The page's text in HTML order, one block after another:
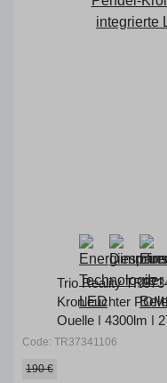
Trio Reality
Kronleuchter
Quelle | 4300lm |
Code: TR37341106
190 €